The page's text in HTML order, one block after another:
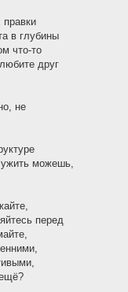
правки
в глубины
что-то
друг
не
можешь,
перед